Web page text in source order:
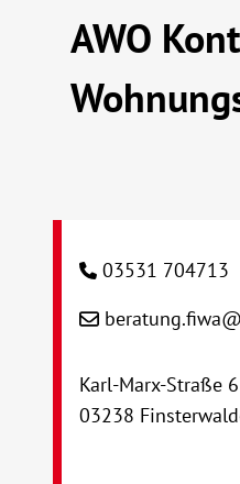
AWO
03531 704713
Karl-Marx-Straße 6
03238